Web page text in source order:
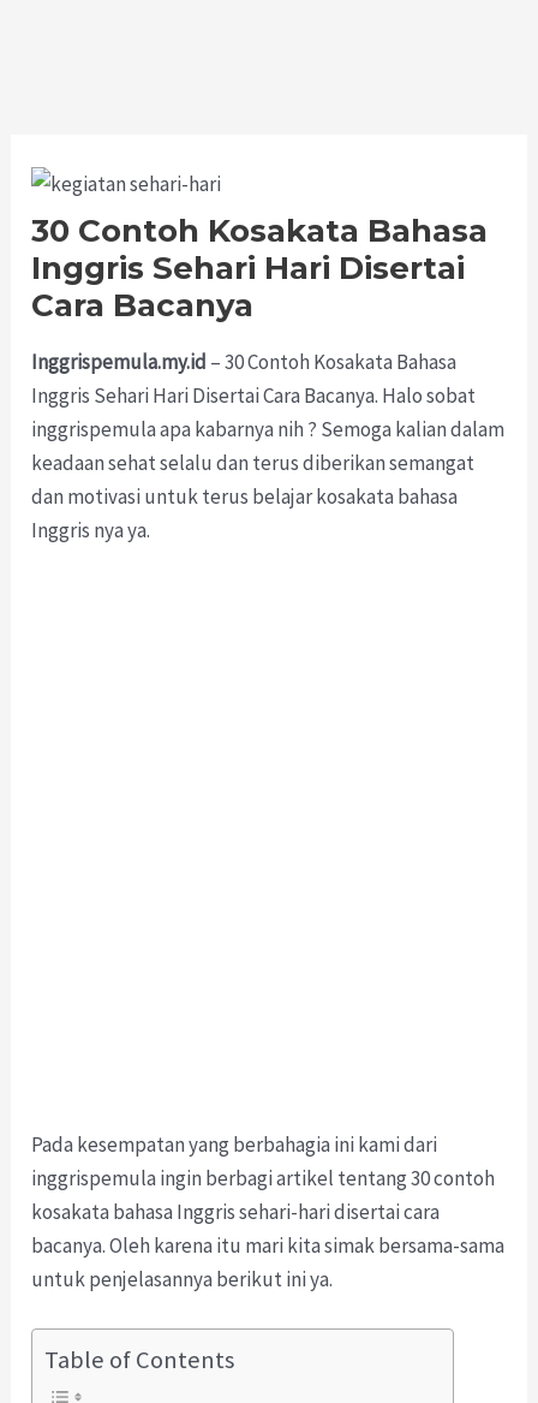
30 Contoh Kosakata Bahasa
Inggris Sehari Hari Disertai
Cara Bacanya
Inggrispemula.my.id – 30 Contoh Kosakata Bahasa
Inggris Sehari Hari Disertai Cara Bacanya. Halo sobat
inggrispemula apa kabarnya nih ? Semoga kalian dalam
keadaan sehat selalu dan terus diberikan semangat
dan motivasi untuk terus belajar kosakata bahasa
Inggris nya ya.
Pada kesempatan yang berbahagia ini kami dari
inggrispemula ingin berbagi artikel tentang 30 contoh
kosakata bahasa Inggris sehari-hari disertai cara
bacanya. Oleh karena itu mari kita simak bersama-sama
untuk penjelasannya berikut ini ya.
Table of Contents